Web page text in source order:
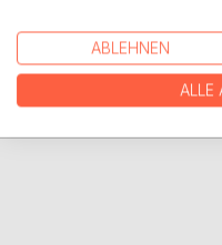
PRESSESTIMMEN
REZENSIONEN
ABLEHNEN
ALLE